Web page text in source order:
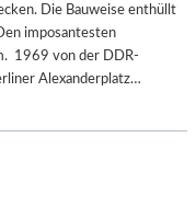
Die Bauweise enthüllt
imposantesten
1969 von der DDR-
Alexanderplatz…